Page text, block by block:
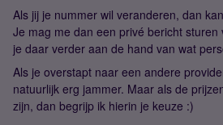
Als jij je nummer wil veranderen, dan
Je mag me dan een privé bericht sturen
je daar verder aan de hand van wat
Als je overstapt naar een andere
natuurlijk erg jammer. Maar als de
zijn, dan begrijp ik hierin je keuze :)